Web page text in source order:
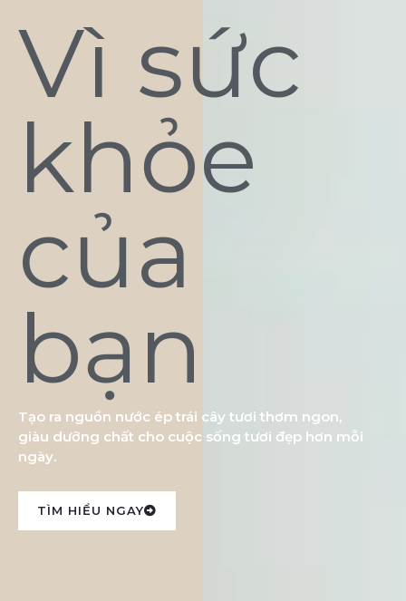
Vì sức
khỏe
của
bạn
Tạo ra nguồn nước ép trái cây tươi thơm ngon,
giàu dưỡng chất cho cuộc sống tươi đẹp hơn mỗi
ngày.
TÌM HIỂU NGAY